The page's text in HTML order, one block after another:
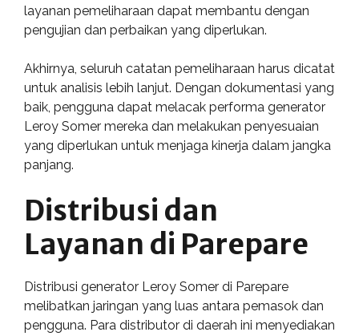
layanan pemeliharaan dapat membantu dengan
pengujian dan perbaikan yang diperlukan.
Akhirnya, seluruh catatan pemeliharaan harus dicatat
untuk analisis lebih lanjut. Dengan dokumentasi yang
baik, pengguna dapat melacak performa generator
Leroy Somer mereka dan melakukan penyesuaian
yang diperlukan untuk menjaga kinerja dalam jangka
panjang.
Distribusi dan
Layanan di Parepare
Distribusi generator Leroy Somer di Parepare
melibatkan jaringan yang luas antara pemasok dan
pengguna. Para distributor di daerah ini menyediakan